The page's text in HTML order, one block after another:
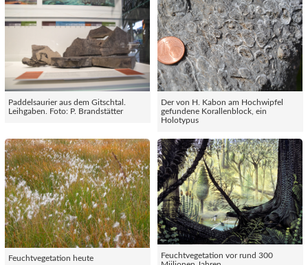
Paddelsaurier aus dem Gitschtal.
Leihgaben. Foto: P. Brandstätter
Der von H. Kabon am Hochwipfel
gefundene Korallenblock, ein
Holotypus
Feuchtvegetation heute
Feuchtvegetation vor rund 300